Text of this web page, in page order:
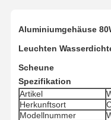
Aluminiumgehäuse
Leuchten
Scheune
Spezifikation
Artikel
Herkunftsort
Modellnummer